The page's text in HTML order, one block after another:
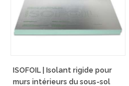
ISOFOIL | Isolant rigide pour
murs intérieurs du sous-sol